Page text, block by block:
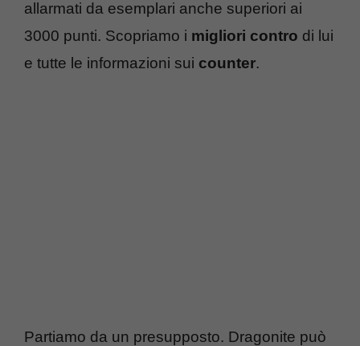
allarmati da esemplari anche superiori ai
3000 punti. Scopriamo i migliori contro di lui
e tutte le informazioni sui counter.
Partiamo da un presupposto. Dragonite può